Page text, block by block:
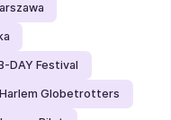
DAY Festival
Harlem Globetrotters